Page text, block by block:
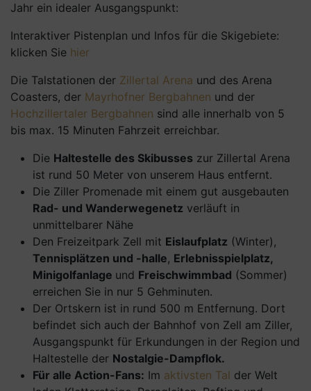
Jahr ein idealer Ausgangspunkt:
Interaktiver Pistenplan und Infos für die Skigebiete:
klicken Sie hier
Die Talstationen der Zillertal Arena und des Arena
Coasters, der Mayrhofner Bergbahnen und der
Hochzillertaler Bergbahnen sind alle innerhalb von 5
bis max. 15 Minuten Fahrzeit erreichbar.
Die Haltestelle des Skibusses zur Zillertal Arena
ist rund 50 Meter von unserem Haus entfernt.
Die Ziller Promenade mit einem gut ausgebauten
Rad- und Wanderwegenetz verläuft in
unmittelbarer Nähe
Den Freizeitpark Zell mit Eislaufplatz (Winter),
Tennisplätzen und -halle, Erlebnisspielplatz,
Minigolfanlage und Freischwimmbad (Sommer)
erreichen Sie in nur 5 Gehminuten.
Der Ortskern ist in rund 500 m Entfernung. Dort
befindet sich auch der Bahnhof von Zell am Ziller,
Ausgangspunkt für Erkundungen in der Region und
Haltestelle der Nostalgie-Dampflok.
Für alle Action-Fans: Im aktivsten Tal der Welt